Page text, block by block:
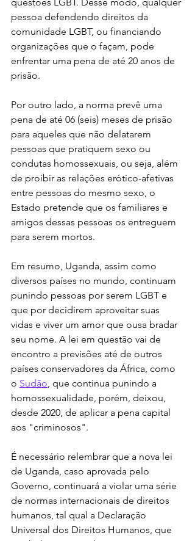
pessoa defendendo direitos da
comunidade LGBT, ou financiando
organizações que o façam, pode
enfrentar uma pena de até 20 anos de
prisão.
Por outro lado, a norma prevê uma
pena de até 06 (seis) meses de prisão
para aqueles que não delatarem
pessoas que pratiquem sexo ou
condutas homossexuais, ou seja, além
de proibir as relações erótico-afetivas
entre pessoas do mesmo sexo, o
Estado pretende que os familiares e
amigos dessas pessoas os entreguem
para serem mortos.
Em resumo, Uganda, assim como
diversos países no mundo, continuam
punindo pessoas por serem LGBT e
que por decidirem aproveitar suas
vidas e viver um amor que ousa bradar
seu nome. A lei em questão vai de
encontro a previsões até de outros
países conservadores da África, como
o Sudão , que continua punindo a
homossexualidade, porém, deixou,
desde 2020, de aplicar a pena capital
aos "criminosos".
É necessário relembrar que a nova lei
de Uganda, caso aprovada pelo
Governo, continuará a violar uma série
de normas internacionais de direitos
humanos, tal qual a Declaração
Universal dos Direitos Humanos, que